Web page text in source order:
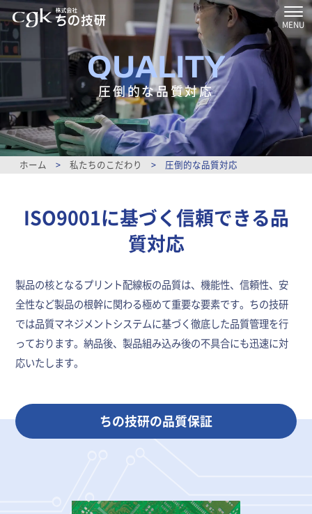
MENU
QUALITY
圧倒的な品質対応
ホーム > 私たちのこだわり > 圧倒的な品質対応
ISO9001に基づく信頼できる品
質対応
製品の核となるプリント配線板の品質は、機能性、信頼性、安
全性など製品の根幹に関わる極めて重要な要素です。ちの技研
では品質マネジメントシステムに基づく徹底した品質管理を行
っております。納品後、製品組み込み後の不具合にも迅速に対
応いたします。
ちの技研の品質保証